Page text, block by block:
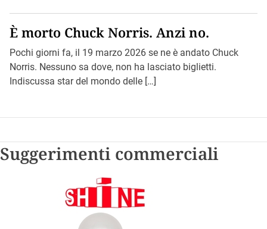
È morto Chuck Norris. Anzi no.
Pochi giorni fa, il 19 marzo 2026 se ne è andato Chuck
Norris. Nessuno sa dove, non ha lasciato biglietti.
Indiscussa star del mondo delle […]
Suggerimenti commerciali